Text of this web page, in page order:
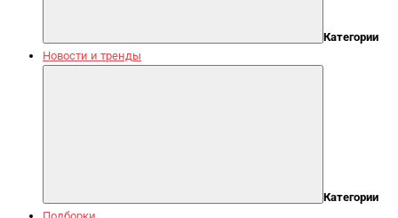
Категории
Новости и тренды
Категории